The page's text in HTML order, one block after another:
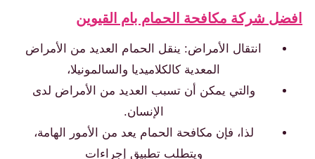
شركة مكافحة الحمام بام القيوين
انتقال الأمراض: ينقل الحمام العديد من الأمراض
المعدية كالكلاميديا والسالمونيلا،
والتي يمكن أن تسبب العديد من الأمراض لدى
الإنسان.
لذا، فإن مكافحة الحمام يعد من الأمور الهامة،
ويتطلب تطبيق إجراءات